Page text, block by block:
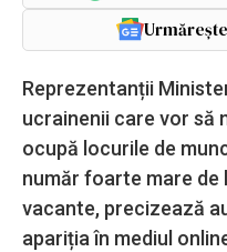
Reprezentanții
ucrainenii care vor să
ocupă locurile de
număr foarte mare de
vacante, precizează
apariția în mediul